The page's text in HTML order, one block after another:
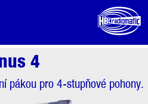
4
pákou pro 4-stupňové pohony.